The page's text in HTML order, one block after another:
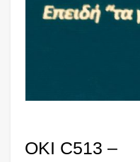
OKI C513 –